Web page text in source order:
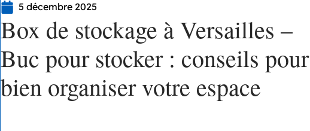
5 décembre 2025
Box de stockage à Versailles –
Buc pour stocker : conseils pour
bien organiser votre espace